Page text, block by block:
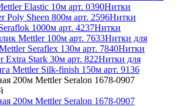
Elastic 10м арт. 0390Нитки
Sheen 800м арт. 2596Нитки
1000м арт. 4237Нитки
Mettler 100м арт. 7633Нитки для
Seraflex 130м арт. 7840Нитки
Extra Stark 30м арт. 822Нитки для
Mettler Silk-finish 150м арт. 9136
200м Mettler Seralon 1678-0907